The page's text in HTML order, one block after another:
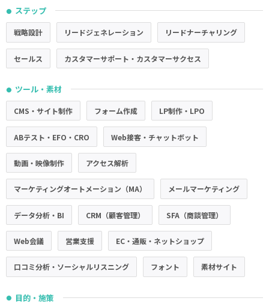
● ステップ
戦略設計 リードジェネレーション リードナーチャリング
セールス カスタマーサポート・カスタマーサクセス
● ツール・素材
CMS・サイト制作 フォーム作成 LP制作・LPO
ABテスト・EFO・CRO Web接客・チャットボット
動画・映像制作 アクセス解析
マーケティングオートメーション（MA） メールマーケティング
データ分析・BI CRM（顧客管理） SFA（商談管理）
Web会議 営業支援 EC・通販・ネットショップ
口コミ分析・ソーシャルリスニング フォント 素材サイト
● 目的・施策